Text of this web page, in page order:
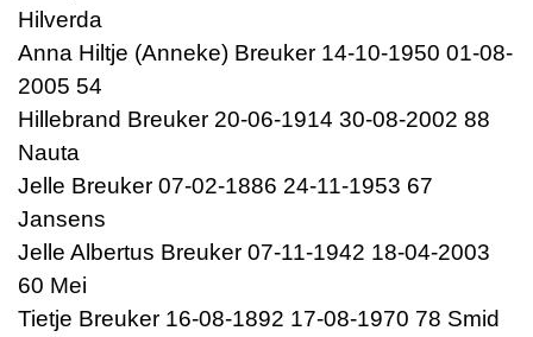
Hilverda
Anna Hiltje (Anneke) Breuker 14-10-1950 01-08-
2005 54
Hillebrand Breuker 20-06-1914 30-08-2002 88
Nauta
Jelle Breuker 07-02-1886 24-11-1953 67
Jansens
Jelle Albertus Breuker 07-11-1942 18-04-2003
60 Mei
Tietje Breuker 16-08-1892 17-08-1970 78 Smid